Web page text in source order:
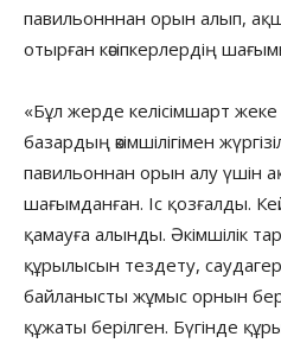
павильонннан орын алып,
отырған кәсіпкерлердің
«Бұл жерде келісімшарт жеке
базардың әкімшілігімен
павильоннан орын алу үшін
шағымданған. Іс қозғалды.
қамауға алынды. Әкімшілік
құрылысын тездету,
байланысты жұмыс орнын
құжаты берілген. Бүгінде